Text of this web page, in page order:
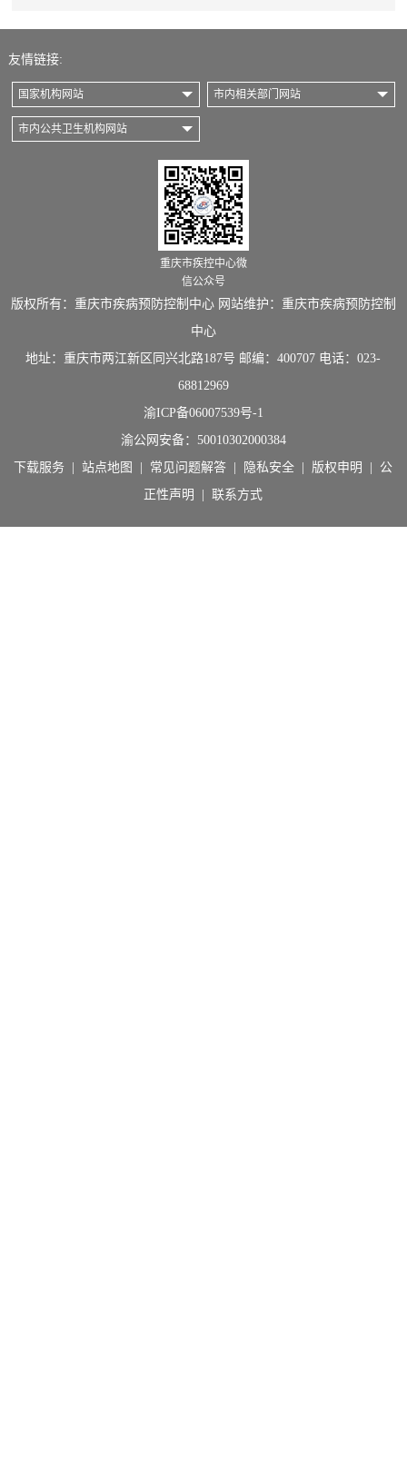
友情链接:
国家机构网站 市内相关部门网站
市内公共卫生机构网站
重庆市疾控中心微
信公众号
版权所有：重庆市疾病预防控制中心 网站维护：重庆市疾病预防控制
中心
地址：重庆市两江新区同兴北路187号 邮编：400707 电话：023-
68812969
渝ICP备06007539号-1
渝公网安备： 50010302000384
下载服务 |站点地图 常见问题解答 隐私安全 版权申明
公
正性声明
|联系方式